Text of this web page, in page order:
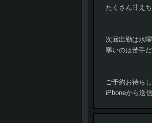
たくさん甘え
次回出勤は水
寒いのは苦手
ご予約お待ち
iPhoneから送信